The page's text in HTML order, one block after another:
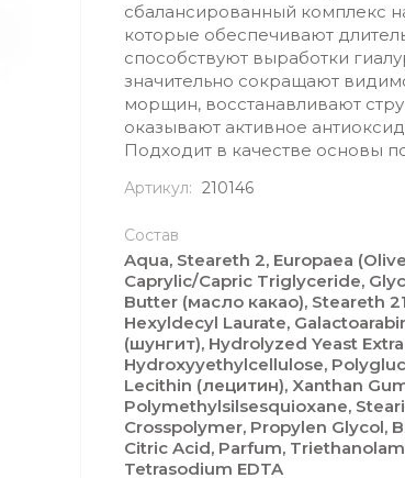
сбалансированный комплекс
которые обеспечивают
способствуют выработки
значительно сокращают
морщин, восстанавливают
оказывают активное
Подходит в качестве основы
Артикул: 210146
Состав
Aqua, Steareth 2, Europaea
Caprylic/Capric Triglyceride,
Butter (масло какао), Steareth
Hexyldecyl Laurate,
(шунгит), Hydrolyzed Yeast
Hydroxyyethylcellulose,
Lecithin (лецитин), Xanthan
Polymethylsilsesquioxane,
Crosspolymer, Propylen Glycol,
Citric Acid, Parfum,
Tetrasodium EDTA